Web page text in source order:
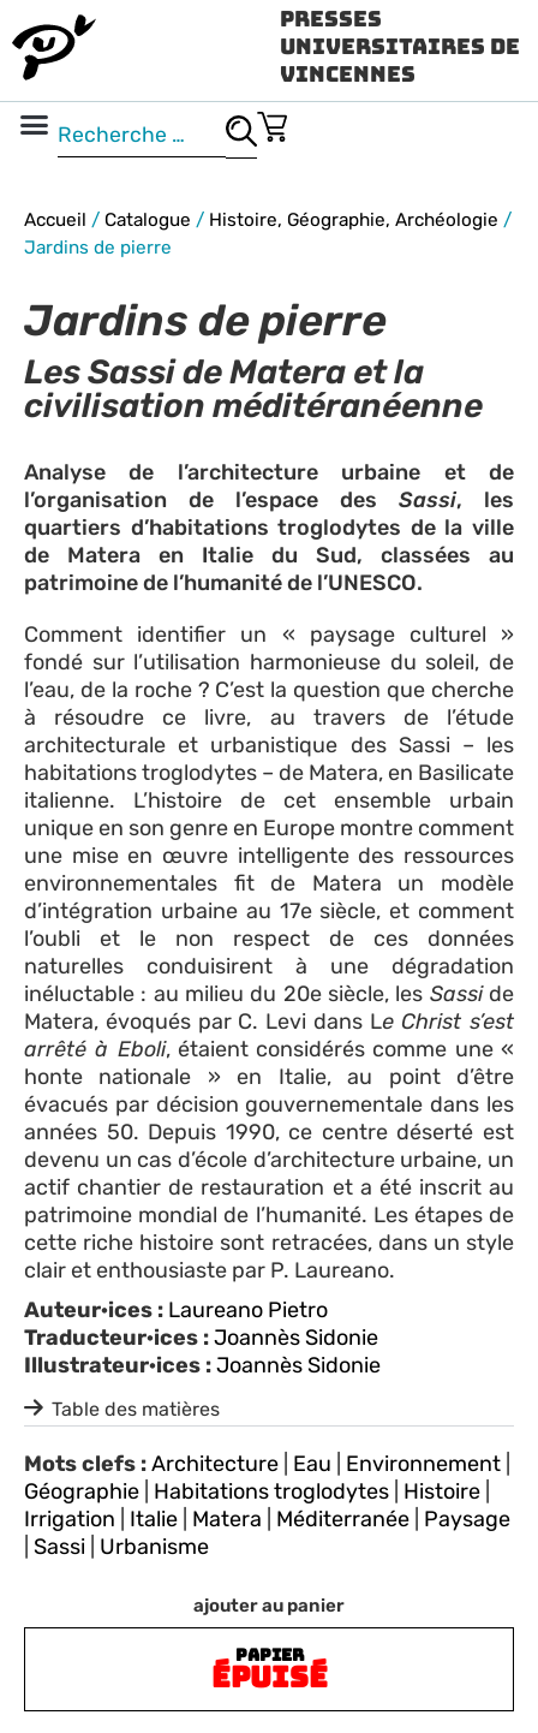
Presses
Universitaires de
Vincennes
Accueil / Catalogue / Histoire, Géographie, Archéologie /
Jardins de pierre
ajouter au panier
PAPIER
ÉPUISÉ
Jardins de pierre
Les Sassi de Matera et la
civilisation méditéranéenne
Analyse de l’architecture urbaine et de
l’organisation de l’espace des Sassi, les
quartiers d’habitations troglodytes de la ville
de Matera en Italie du Sud, classées au
patrimoine de l’humanité de l’UNESCO.
Comment identifier un « paysage culturel »
fondé sur l’utilisation harmonieuse du soleil, de
l’eau, de la roche ? C’est la question que cherche
à résoudre ce livre, au travers de l’étude
architecturale et urbanistique des Sassi – les
habitations troglodytes – de Matera, en Basilicate
italienne. L’histoire de cet ensemble urbain
unique en son genre en Europe montre comment
une mise en œuvre intelligente des ressources
environnementales fit de Matera un modèle
d’intégration urbaine au 17e siècle, et comment
l’oubli et le non respect de ces données
naturelles conduisirent à une dégradation
inéluctable : au milieu du 20e siècle, les Sasside
Matera, évoqués par C. Levi dans Le Christ s’est
arrêté à Eboli, étaient considérés comme une «
honte nationale » en Italie, au point d’être
évacués par décision gouvernementale dans les
années 50. Depuis 1990, ce centre déserté est
devenu un cas d’école d’architecture urbaine, un
actif chantier de restauration et a été inscrit au
patrimoine mondial de l’humanité. Les étapes de
cette riche histoire sont retracées, dans un style
clair et enthousiaste par P. Laureano.
Auteur·ices : Laureano Pietro
Traducteur·ices :Joannès Sidonie
Illustrateur·ices :Joannès Sidonie
Table des matières
Mots clefs :Architecture Eau Environnement
Géographie Habitations troglodytes Histoire
Irrigation
Italie Matera Méditerranée Paysage
Sassi Urbanisme